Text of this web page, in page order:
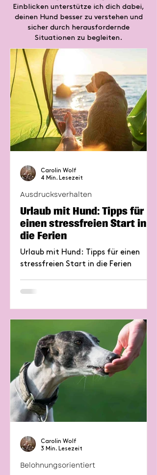
die theoretische Basis, bevor wir
in die praktische Umsetzung
gehen.
anzupassen. Im Startpaket
erstellen wir eine ehrliche
Einschätzung eurer individuellen
Situation.
Einblicken unterstütze ich dich dabei,
deinen Hund besser zu verstehen und
sicher durch herausfordernde
Situationen zu begleiten.
Urlaub mit Hund: Tipps für
einen stressfreien Start in
die Ferien
Urlaub mit Hund: Tipps für einen
stressfreien Start in die Ferien
Ausdrucksverhalten
Carolin Wolf
4 Min. Lesezeit
Belohnungsorientiert
Carolin Wolf
3 Min. Lesezeit